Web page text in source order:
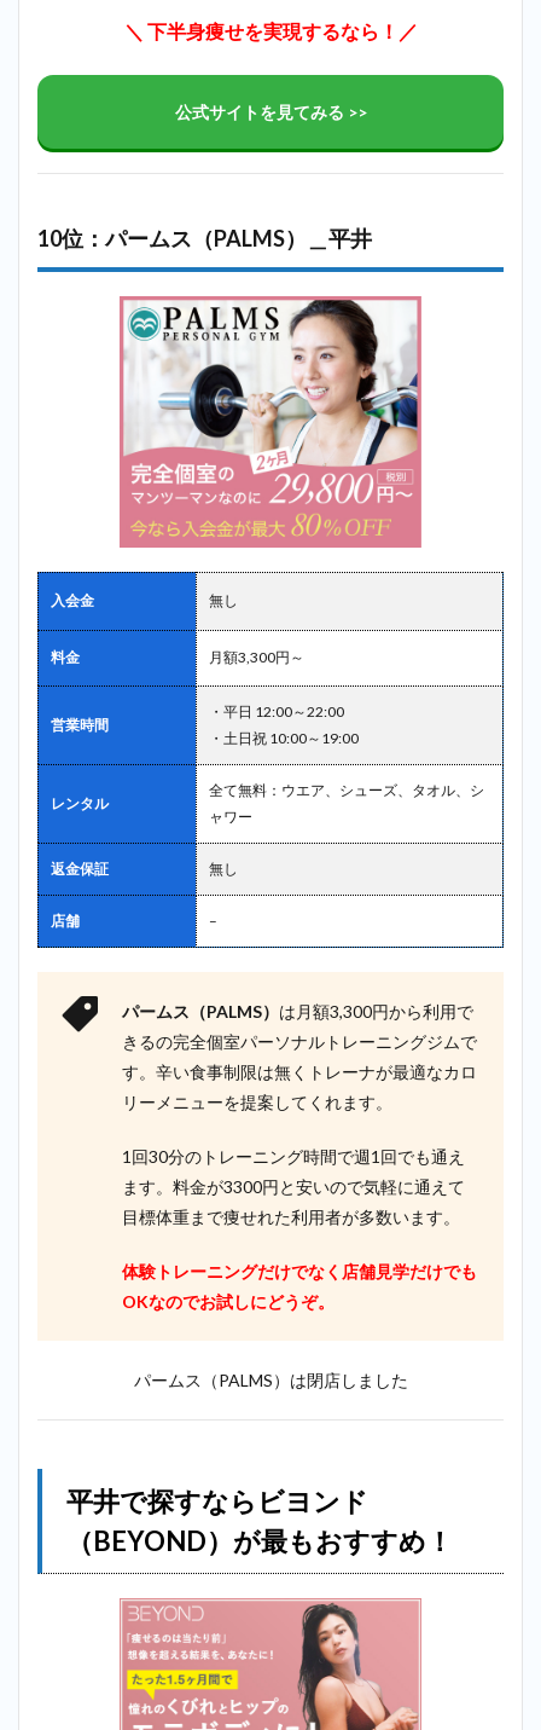
＼ 下半身痩せを実現するなら！／
公式サイトを見てみる >>
10位：パームス（PALMS）＿平井
入会金 無し
料金 月額3,300円～
営業時間
・平日 12:00～22:00
・土日祝 10:00～19:00
レンタル
全て無料：ウエア、シューズ、タオル、シ
ャワー
返金保証 無し
店舗 –
パームス（PALMS） は月額3,300円から利用で
きるの完全個室パーソナルトレーニングジムで
す。辛い食事制限は無くトレーナが最適なカロ
リーメニューを提案してくれます。
1回30分のトレーニング時間で週1回でも通え
ます。料金が3300円と安いので気軽に通えて
目標体重まで痩せれた利用者が多数います。
体験トレーニングだけでなく店舗見学だけでも
OKなのでお試しにどうぞ。
パームス（PALMS）は閉店しました
平井で探すならビヨンド
（BEYOND）が最もおすすめ！